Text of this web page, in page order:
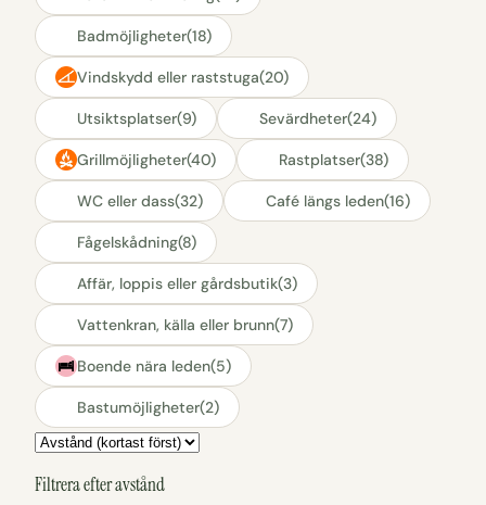
Badmöjligheter(18)
Vindskydd eller raststuga(20)
Utsiktsplatser(9) Sevärdheter(24)
Grillmöjligheter(40) Rastplatser(38)
WC eller dass(32) Café längs leden(16)
Fågelskådning(8)
Affär, loppis eller gårdsbutik(3)
Vattenkran, källa eller brunn(7)
Boende nära leden(5)
Bastumöjligheter(2)
Sortering
Filtrera efter avstånd